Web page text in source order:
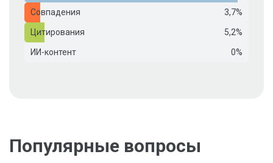
Совпадения 3,7%
Цитирования 5,2%
ИИ-контент 0%
Популярные вопросы